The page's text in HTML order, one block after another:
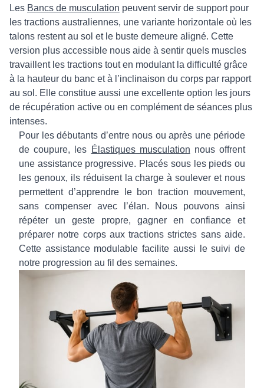
Les Bancs de musculation peuvent servir de support pour
les tractions australiennes, une variante horizontale où les
talons restent au sol et le buste demeure aligné. Cette
version plus accessible nous aide à sentir quels muscles
travaillent les tractions tout en modulant la difficulté grâce
à la hauteur du banc et à l’inclinaison du corps par rapport
au sol. Elle constitue aussi une excellente option les jours
de récupération active ou en complément de séances plus
intenses.
Pour les débutants d’entre nous ou après une période
de coupure, les Élastiques musculation nous offrent
une assistance progressive. Placés sous les pieds ou
les genoux, ils réduisent la charge à soulever et nous
permettent d’apprendre le bon traction mouvement,
sans compenser avec l’élan. Nous pouvons ainsi
répéter un geste propre, gagner en confiance et
préparer notre corps aux tractions strictes sans aide.
Cette assistance modulable facilite aussi le suivi de
notre progression au fil des semaines.